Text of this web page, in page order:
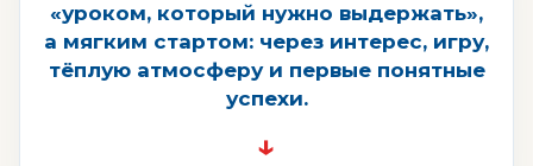
«уроком, который нужно выдержать»,
а мягким стартом: через интерес, игру,
тёплую атмосферу и первые понятные
успехи.
↓